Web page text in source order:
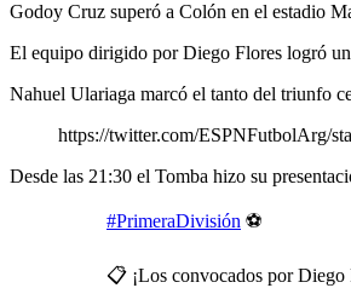
Godoy Cruz superó a Colón en el estadio
El equipo dirigido por Diego Flores logró
Nahuel Ulariaga marcó el tanto del triunfo
https://twitter.com/ESPNFutbolArg/
Desde las 21:30 el Tomba hizo su
#PrimeraDivisión ⚽
📋 ¡Los convocados por Diego